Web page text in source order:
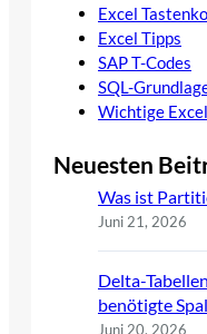
Excel
Excel Tipps
SAP T-Codes
SQL-
Wichtige
Neuesten
Was ist
Juni 21, 2026
Delta-
benötigte
Juni 20, 2026